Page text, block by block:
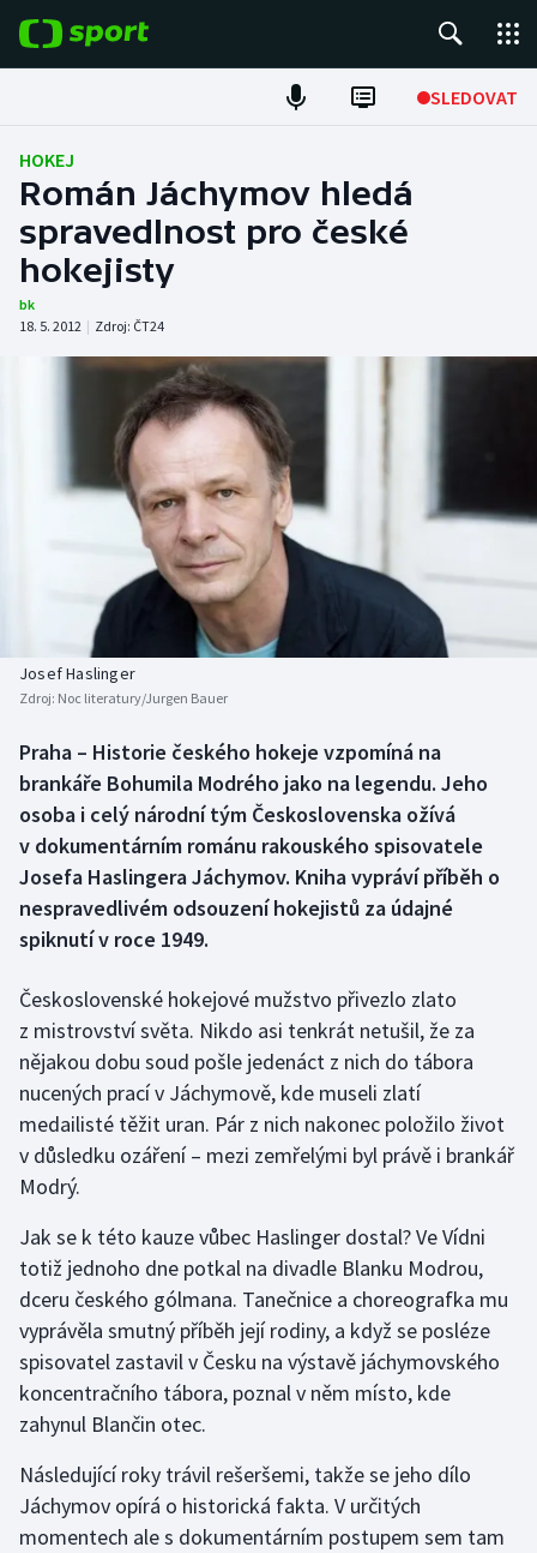
SLEDOVAT
Fotbal
Hokej
Tenis
Atletika
DALŠÍ SPORTY
Americký fotbal
Baseball a softbal
Basketbal
Biatlon
Box
Curling
Dostihy
Golf
Gymnastika
Házená
Jezdectví
Judo
Krasobruslení
Lezení
Lyže a snowboard
Moderní pětiboj
NEPŘEHLÉDNĚTE
Historické návraty
Aplikace ČT sport
HOKEJ
Román Jáchymov hledá
spravedlnost pro české
hokejisty
bk
18. 5. 2012 | Zdroj: ČT24
Josef Haslinger
Zdroj: Noc literatury/Jurgen Bauer
Praha – Historie českého hokeje vzpomíná na
brankáře Bohumila Modrého jako na legendu. Jeho
osoba i celý národní tým Československa ožívá
v dokumentárním románu rakouského spisovatele
Josefa Haslingera Jáchymov. Kniha vypráví příběh o
nespravedlivém odsouzení hokejistů za údajné
spiknutí v roce 1949.
Československé hokejové mužstvo přivezlo zlato
z mistrovství světa. Nikdo asi tenkrát netušil, že za
nějakou dobu soud pošle jedenáct z nich do tábora
nucených prací v Jáchymově, kde museli zlatí
medailisté těžit uran. Pár z nich nakonec položilo život
v důsledku ozáření – mezi zemřelými byl právě i brankář
Modrý.
Jak se k této kauze vůbec Haslinger dostal? Ve Vídni
totiž jednoho dne potkal na divadle Blanku Modrou,
dceru českého gólmana. Tanečnice a choreografka mu
vyprávěla smutný příběh její rodiny, a když se posléze
spisovatel zastavil v Česku na výstavě jáchymovského
koncentračního tábora, poznal v něm místo, kde
zahynul Blančin otec.
Následující roky trávil rešeršemi, takže se jeho dílo
Jáchymov opírá o historická fakta. V určitých
momentech ale s dokumentárním postupem sem tam